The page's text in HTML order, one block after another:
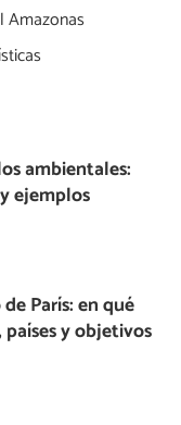
Amazonas
ambientales:
ejemplos
París: en qué
países y objetivos